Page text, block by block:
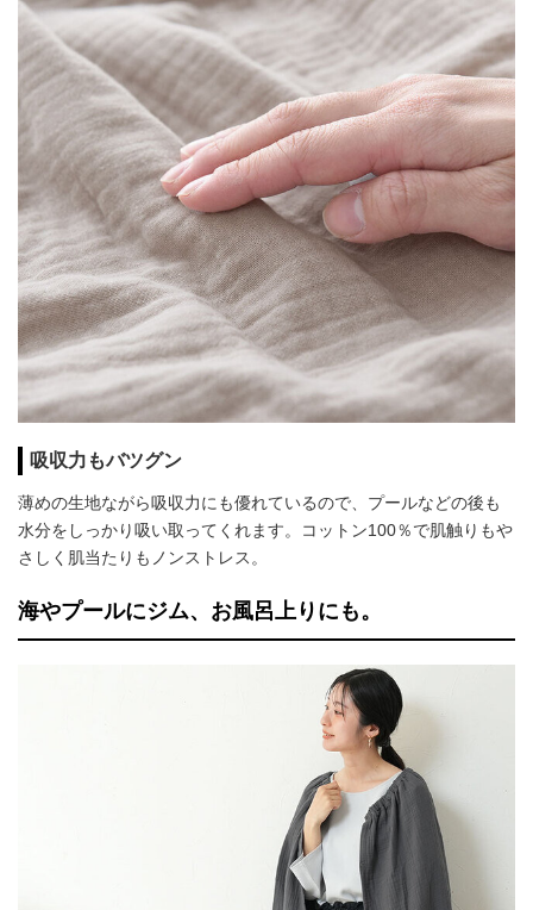
吸収力もバツグン
薄めの生地ながら吸収力にも優れているので、プールなどの後も
水分をしっかり吸い取ってくれます。コットン100％で肌触りもや
さしく肌当たりもノンストレス。
海やプールにジム、お風呂上りにも。